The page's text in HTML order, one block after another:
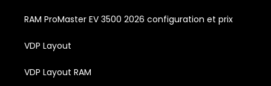
RAM ProMaster EV 3500 2026 configuration et prix
VDP Layout
VDP Layout RAM